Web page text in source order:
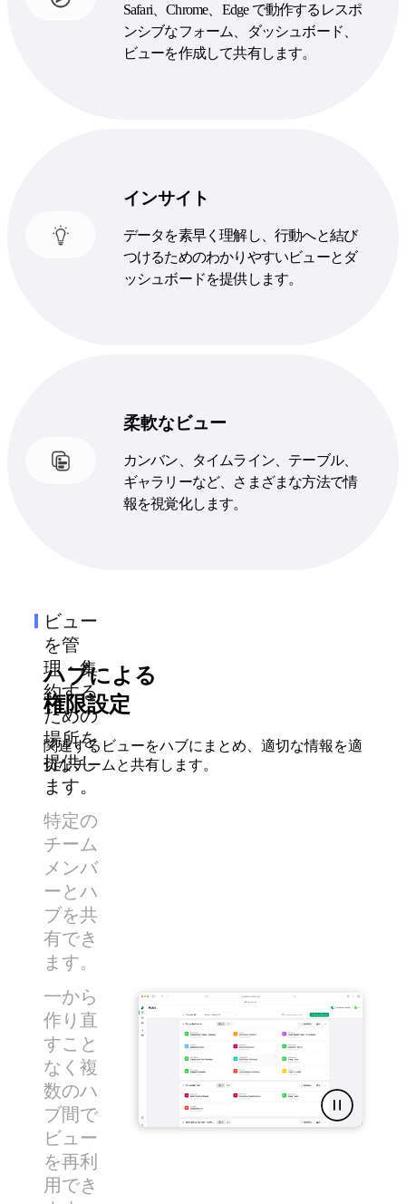
Safari、Chrome、Edge で動作するレスポ
ンシブなフォーム、ダッシュボード、
ビューを作成して共有します。
インサイト
データを素早く理解し、行動へと結び
つけるためのわかりやすいビューとダ
ッシュボードを提供します。
柔軟なビュー
カンバン、タイムライン、テーブル、
ギャラリーなど、さまざまな方法で情
報を視覚化します。
ハブによる
権限設定
関連するビューをハブにまとめ、適切な情報を適
切なチームと共有します。
ビュー
を管
理・集
約する
ための
場所を
提供し
ます。
特定の
チーム
メンバ
ーとハ
ブを共
有でき
ます。
一から
作り直
すこと
なく複
数のハ
ブ間で
ビュー
を再利
用でき